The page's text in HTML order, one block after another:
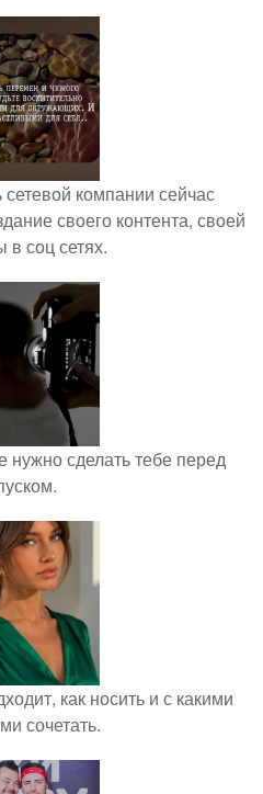
сетевой компании сейчас
своего контента, своей
в соц сетях.
нужно сделать тебе перед
как носить и с какими
сочетать.